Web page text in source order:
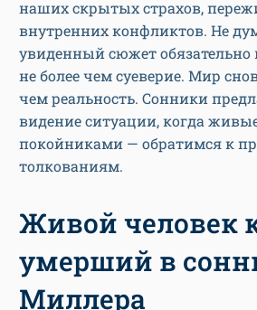
наших скрытых страхов,
внутренних конфликтов. Не
увиденный сюжет обязательно
не более чем суеверие. Мир
чем реальность. Сонники
видение ситуации, когда
покойниками — обратимся к
толкованиям.
Живой человек
умерший в
Миллера